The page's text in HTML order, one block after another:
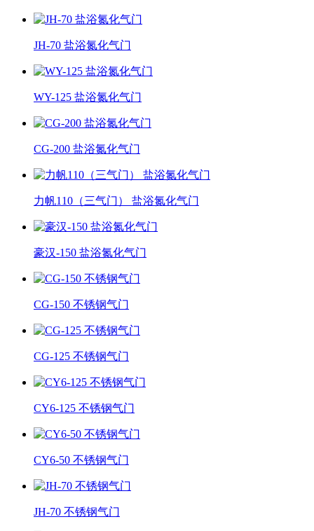
JH-70 盐浴氮化气门
WY-125 盐浴氮化气门
CG-200 盐浴氮化气门
力帆110（三气门） 盐浴氮化气门
豪汉-150 盐浴氮化气门
CG-150 不锈钢气门
CG-125 不锈钢气门
CY6-125 不锈钢气门
CY6-50 不锈钢气门
JH-70 不锈钢气门